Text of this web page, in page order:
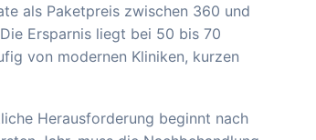
als Paketpreis zwischen 360 und
Ersparnis liegt bei 50 bis 70
von modernen Kliniken, kurzen
Herausforderung beginnt nach